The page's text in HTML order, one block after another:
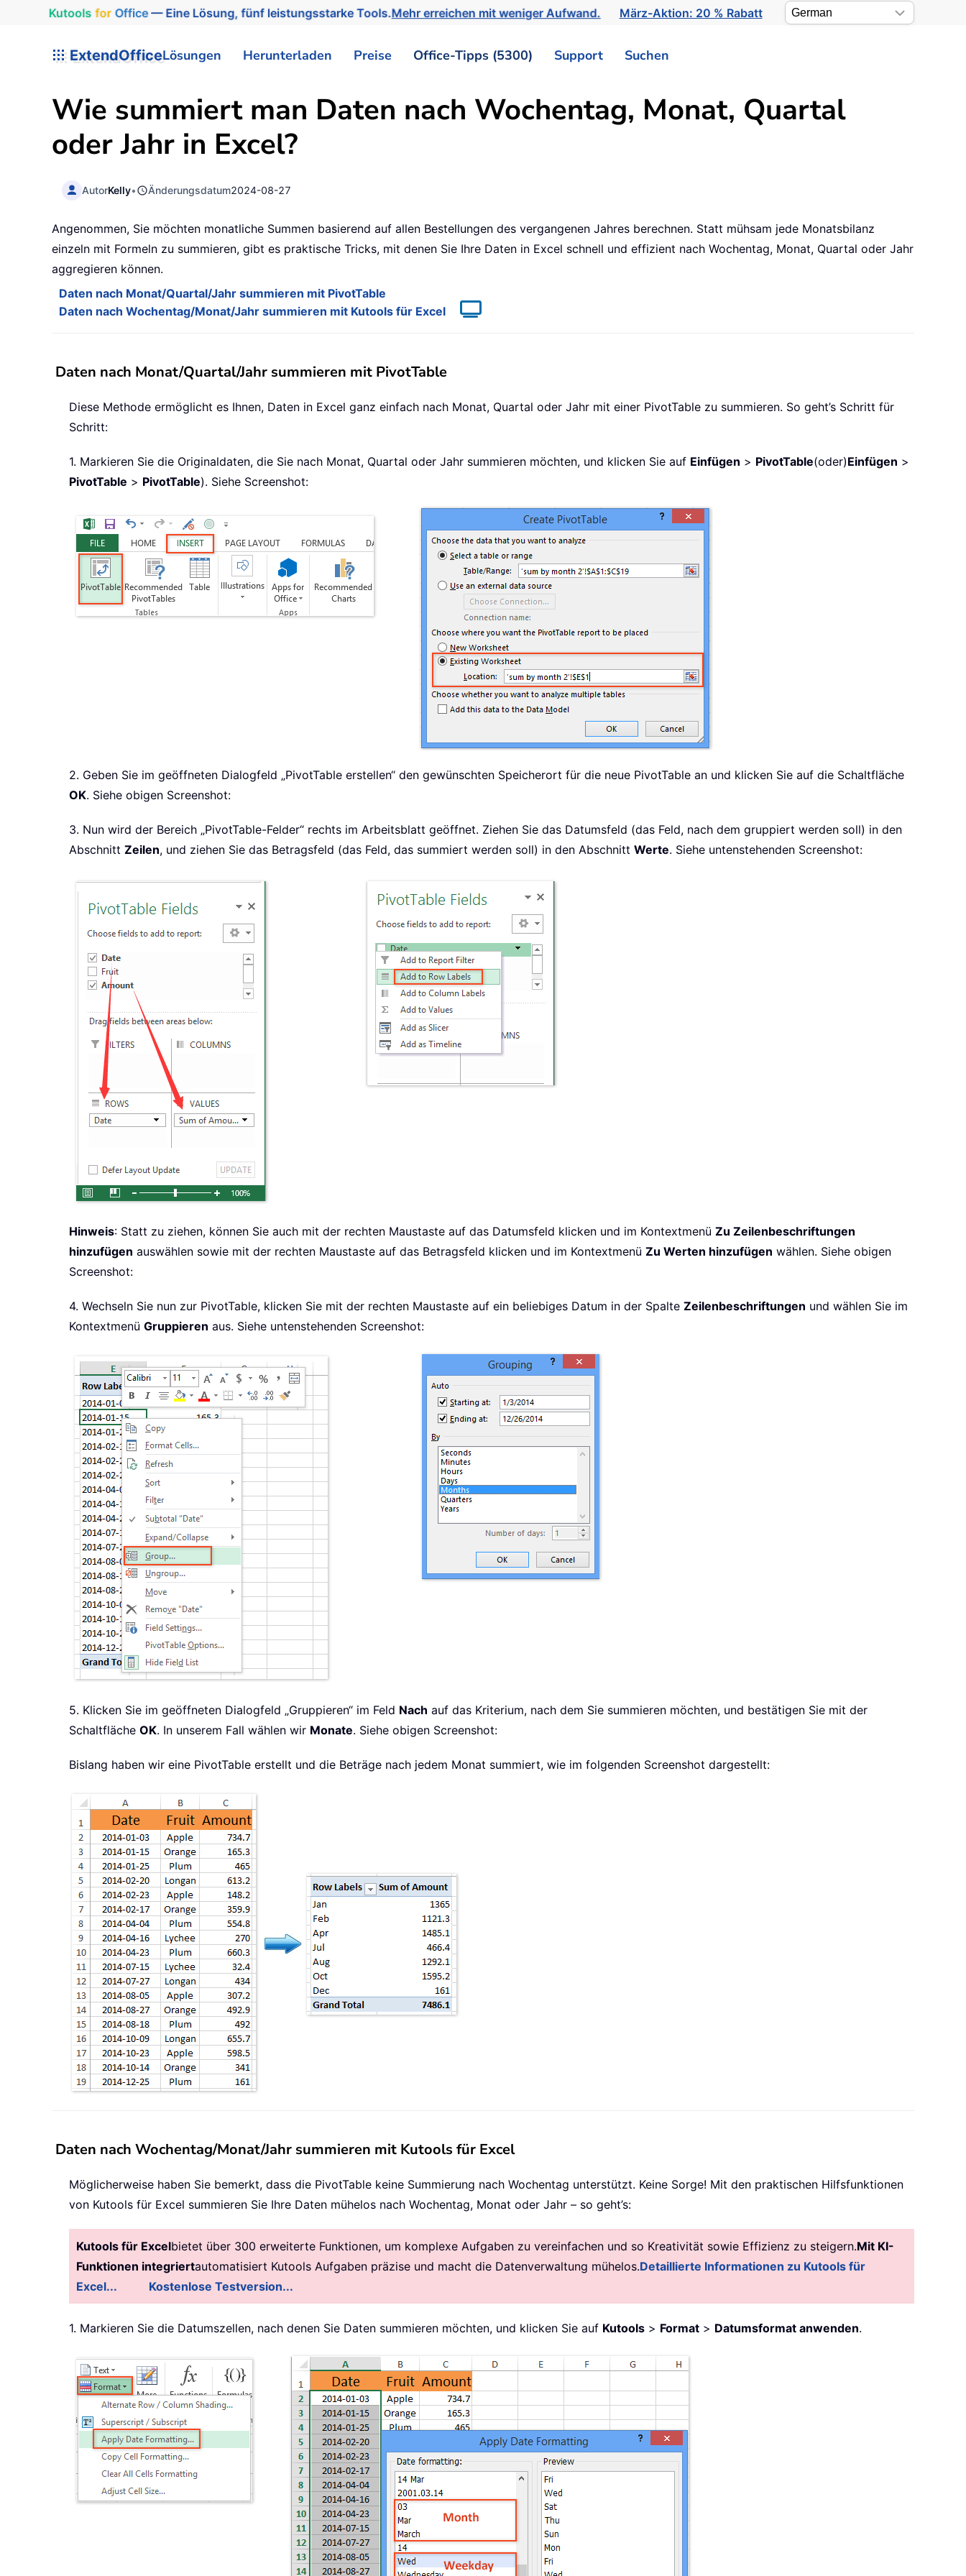
Kutools for Office— Eine Lösung, fünf leistungsstarke Tools.Mehr erreichen mit weniger Aufwand. März-Aktion: 20 % Rabatt
ExtendOfficeLösungen Herunterladen Preise Office-Tipps (5300) Support Suchen
Wie summiert man Daten nach Wochentag, Monat, Quartal
oder Jahr in Excel?
AutorKelly• Änderungsdatum2024-08-27
Angenommen, Sie möchten monatliche Summen basierend auf allen Bestellungen des vergangenen Jahres berechnen. Statt mühsam jede Monatsbilanz
einzeln mit Formeln zu summieren, gibt es praktische Tricks, mit denen Sie Ihre Daten in Excel schnell und effizient nach Wochentag, Monat, Quartal oder Jahr
aggregieren können.
Daten nach Monat/Quartal/Jahr summieren mit PivotTable
Daten nach Wochentag/Monat/Jahr summieren mit Kutools für Excel
Daten nach Monat/Quartal/Jahr summieren mit PivotTable
Diese Methode ermöglicht es Ihnen, Daten in Excel ganz einfach nach Monat, Quartal oder Jahr mit einer PivotTable zu summieren. So geht’s Schritt für
Schritt:
1. Markieren Sie die Originaldaten, die Sie nach Monat, Quartal oder Jahr summieren möchten, und klicken Sie auf Einfügen > PivotTable(oder)Einfügen >
PivotTable > PivotTable). Siehe Screenshot:
2. Geben Sie im geöffneten Dialogfeld „PivotTable erstellen“ den gewünschten Speicherort für die neue PivotTable an und klicken Sie auf die Schaltfläche
OK. Siehe obigen Screenshot:
3. Nun wird der Bereich „PivotTable-Felder“ rechts im Arbeitsblatt geöffnet. Ziehen Sie das Datumsfeld (das Feld, nach dem gruppiert werden soll) in den
Abschnitt Zeilen, und ziehen Sie das Betragsfeld (das Feld, das summiert werden soll) in den Abschnitt Werte. Siehe untenstehenden Screenshot:
Hinweis: Statt zu ziehen, können Sie auch mit der rechten Maustaste auf das Datumsfeld klicken und im Kontextmenü Zu Zeilenbeschriftungen
hinzufügen auswählen sowie mit der rechten Maustaste auf das Betragsfeld klicken und im Kontextmenü Zu Werten hinzufügen wählen. Siehe obigen
Screenshot:
4. Wechseln Sie nun zur PivotTable, klicken Sie mit der rechten Maustaste auf ein beliebiges Datum in der Spalte Zeilenbeschriftungen und wählen Sie im
Kontextmenü Gruppieren aus. Siehe untenstehenden Screenshot:
5. Klicken Sie im geöffneten Dialogfeld „Gruppieren“ im Feld Nach auf das Kriterium, nach dem Sie summieren möchten, und bestätigen Sie mit der
Schaltfläche OK. In unserem Fall wählen wir Monate. Siehe obigen Screenshot:
Bislang haben wir eine PivotTable erstellt und die Beträge nach jedem Monat summiert, wie im folgenden Screenshot dargestellt:
Daten nach Wochentag/Monat/Jahr summieren mit Kutools für Excel
Möglicherweise haben Sie bemerkt, dass die PivotTable keine Summierung nach Wochentag unterstützt. Keine Sorge! Mit den praktischen Hilfsfunktionen
von Kutools für Excel summieren Sie Ihre Daten mühelos nach Wochentag, Monat oder Jahr – so geht’s:
Kutools für Excelbietet über 300 erweiterte Funktionen, um komplexe Aufgaben zu vereinfachen und so Kreativität sowie Effizienz zu steigern.Mit KI-
Funktionen integriertautomatisiert Kutools Aufgaben präzise und macht die Datenverwaltung mühelos.Detaillierte Informationen zu Kutools für
Excel...
Kostenlose Testversion...
1. Markieren Sie die Datumszellen, nach denen Sie Daten summieren möchten, und klicken Sie auf Kutools > Format > Datumsformat anwenden.